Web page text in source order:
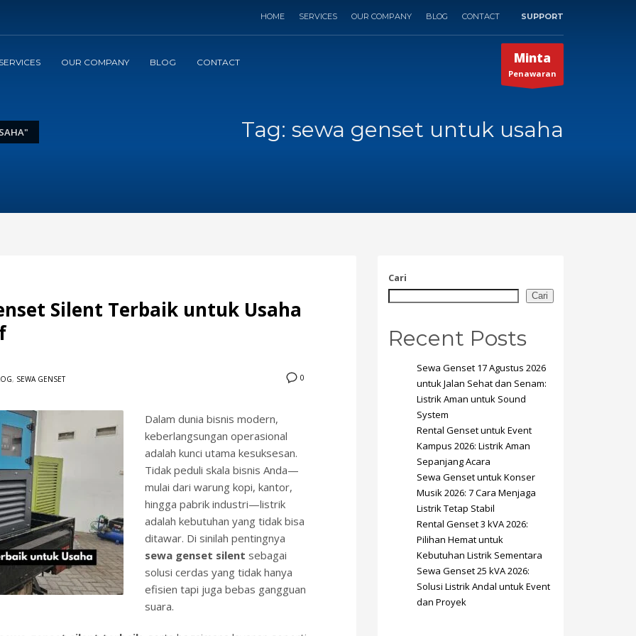
your order. 3 Payment &FREEshipment
an email to support@website.com . Thank you!
SHOWROOM HOURS
Mon-Fri 9:00AM - 6:00AM
Sat - 9:00AM-5:00PM
Sundays by appointment only!
HOME SERVICES OUR COMPANY BLOG CONTACT SUPPORT
SERVICES OUR COMPANY BLOG CONTACT Minta
Penawaran
Tag: sewa genset untuk usaha
Silent Terbaik untuk Usaha
0
, SEWA GENSET
Dalam dunia bisnis modern,
keberlangsungan operasional
adalah kunci utama kesuksesan.
Tidak peduli skala bisnis Anda—
mulai dari warung kopi, kantor,
hingga pabrik industri—listrik
adalah kebutuhan yang tidak bisa
ditawar. Di sinilah pentingnya
sewa genset silent sebagai
solusi cerdas yang tidak hanya
efisien tapi juga bebas gangguan
suara.
Cari
Cari
Recent Posts
Sewa Genset 17 Agustus 2026
untuk Jalan Sehat dan Senam:
Listrik Aman untuk Sound
System
Rental Genset untuk Event
Kampus 2026: Listrik Aman
Sepanjang Acara
Sewa Genset untuk Konser
Musik 2026: 7 Cara Menjaga
Listrik Tetap Stabil
Rental Genset 3 kVA 2026:
Pilihan Hemat untuk
Kebutuhan Listrik Sementara
Sewa Genset 25 kVA 2026:
Solusi Listrik Andal untuk Event
dan Proyek